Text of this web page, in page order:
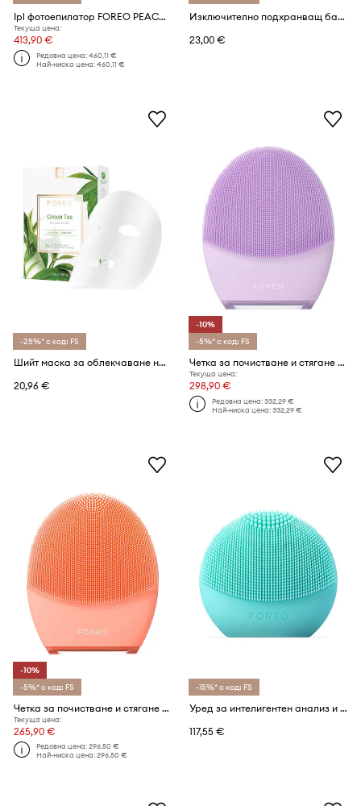
Ipl фотоепилатор FOREO PEACH™ 2
Текуща цена:
413,90 €
Редовна цена:460,11 €
Най-ниска цена:460,11 €
Изключително подхранващ балсам за премахване на грим FOREO LUNA Ultra-Nourishing Cleansing Balm,15 ml
23,00 €
-25%* с код: FS
Шийт маска за облекчаване на възпаленията за смесена кожа FOREO Farm To Face Sheet Mask (3 броя)
20,96 €
-10%
-5%* с код: FS
Четка за почистване и стягане на кожата на лицето FOREO LUNA™ 4 Sensitive Skin
Текуща цена:
298,90 €
Редовна цена:332,29 €
Най-ниска цена:332,29 €
-10%
-5%* с код: FS
Четка за почистване и стягане на кожата на лицето FOREO LUNA™ 4 Balanced Skin
Текуща цена:
265,90 €
Редовна цена:296,50 €
Най-ниска цена:296,50 €
-15%* с код: FS
Уред за интелигентен анализ и почистване на кожата на лицето FOREO LUNA™ Play Smart 2
117,55 €